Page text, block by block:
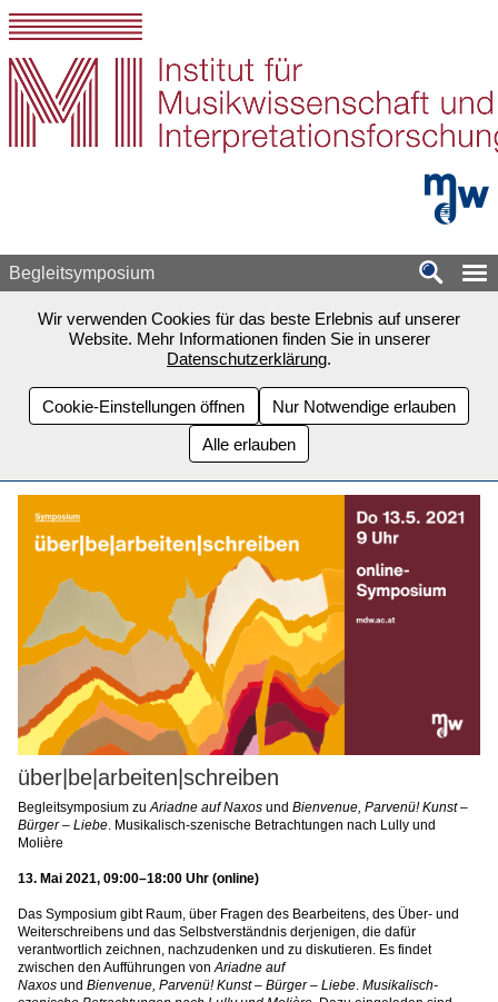
mdw -
Begleitsymposium
Wir verwenden Cookies für das beste Erlebnis auf unserer
Website. Mehr Informationen finden Sie in unserer
Datenschutzerklärung.
Cookie-Einstellungen öffnen
Nur Notwendige erlauben
Alle erlauben
über|be|arbeiten|schreiben
Begleitsymposium zuAriadne auf Naxos und Bienvenue, Parvenü! Kunst –
Bürger – Liebe. Musikalisch-szenische Betrachtungen nach Lully und
Molière
13. Mai 2021, 09:00–18:00 Uhr (online)
Das Symposium gibt Raum, über Fragen des Bearbeitens, des Über- und
Weiterschreibens und das Selbstverständnis derjenigen, die dafür
verantwortlich zeichnen, nachzudenken und zu diskutieren. Es findet
zwischen den Aufführungen vonAriadne auf
Naxos und Bienvenue, Parvenü! Kunst – Bürger – Liebe. Musikalisch-